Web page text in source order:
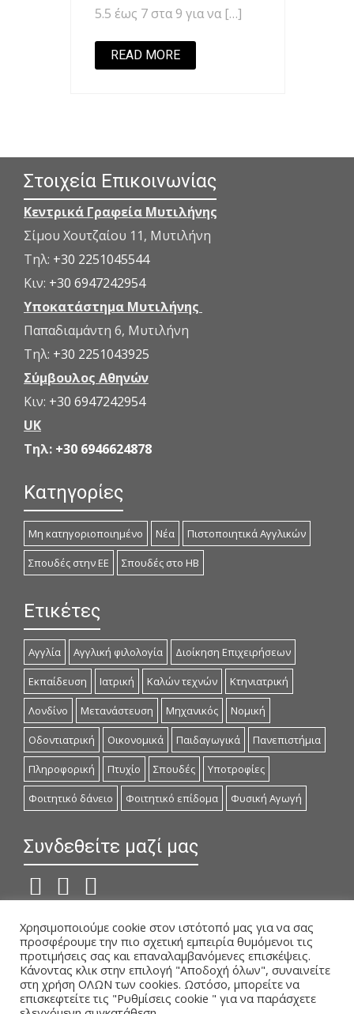
5.5 έως 7 στα 9 για να […]
READ MORE
Στοιχεία Επικοινωνίας
Κεντρικά Γραφεία Μυτιλήνης
Σίμου Χουτζαίου 11, Μυτιλήνη
Τηλ: +30 2251045544
Κιν: +30 6947242954
Υποκατάστημα Μυτιλήνης
Παπαδιαμάντη 6, Μυτιλήνη
Τηλ: +30 2251043925
Σύμβουλος Αθηνών
Κιν: +30 6947242954
UK
Τηλ: +30 6946624878
Κατηγορίες
Μη κατηγοριοποιημένο Νέα Πιστοποιητικά Αγγλικών
Σπουδές στην ΕΕ Σπουδές στο ΗΒ
Ετικέτες
Αγγλία Αγγλική φιλολογία Διοίκηση Επιχειρήσεων
Εκπαίδευση Ιατρική Καλών τεχνών Κτηνιατρική
Λονδίνο Μετανάστευση Μηχανικός Νομική
Οδοντιατρική Οικονομικά Παιδαγωγικά Πανεπιστήμια
Πληροφορική Πτυχίο Σπουδές Υποτροφίες
Φοιτητικό δάνειο Φοιτητικό επίδομα Φυσική Αγωγή
Συνδεθείτε μαζί μας
Άλλοι Ιστότοποι
studiesinuk.net
onlinemathimata.com
Χρησιμοποιούμε cookie στον ιστότοπό μας για να σας
προσφέρουμε την πιο σχετική εμπειρία θυμόμενοι τις
προτιμήσεις σας και επαναλαμβανόμενες επισκέψεις.
Κάνοντας κλικ στην επιλογή "Αποδοχή όλων", συναινείτε
στη χρήση ΟΛΩΝ των cookies. Ωστόσο, μπορείτε να
επισκεφτείτε τις "Ρυθμίσεις cookie " για να παράσχετε